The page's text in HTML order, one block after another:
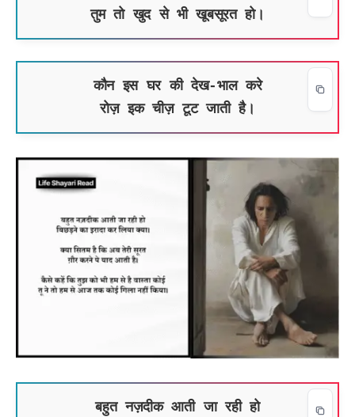
तुम तो खुद से भी खूबसूरत हो।
कौन इस घर की देख-भाल करे
रोज़ इक चीज़ टूट जाती है।
बहुत नज़दीक आती जा रही हो